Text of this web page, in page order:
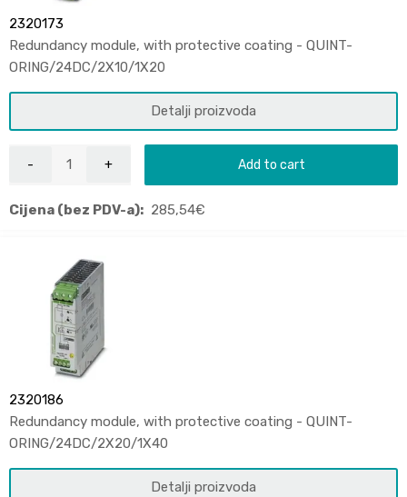
2320173
Redundancy module, with protective coating - QUINT-
ORING/24DC/2X10/1X20
Detalji proizvoda
Add to cart
Cijena (bez PDV-a): 285,54€
2320186
Redundancy module, with protective coating - QUINT-
ORING/24DC/2X20/1X40
Detalji proizvoda